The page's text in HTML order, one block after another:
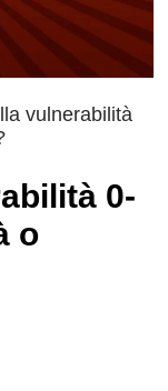
vulnerabilità
0-
o